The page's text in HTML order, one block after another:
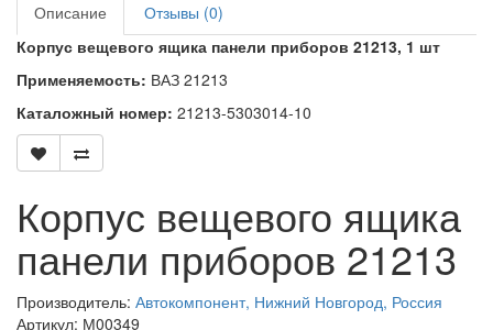
Описание
Отзывы (0)
Корпус вещевого ящика панели приборов 21213, 1 шт
Применяемость: ВАЗ 21213
Каталожный номер: 21213-5303014-10
Корпус вещевого ящика
панели приборов 21213
Производитель: Автокомпонент, Нижний Новгород, Россия
Артикул: М00349